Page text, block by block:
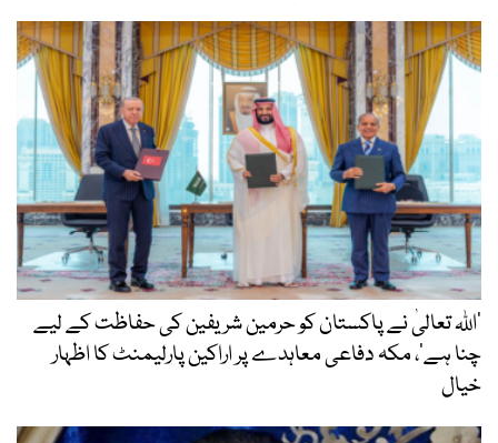
’اللہ تعالیٰ نے پاکستان کو حرمین شریفین کی حفاظت کے لیے
چنا ہے‘، مکہ دفاعی معاہدے پر اراکین پارلیمنٹ کا اظہار
خیال